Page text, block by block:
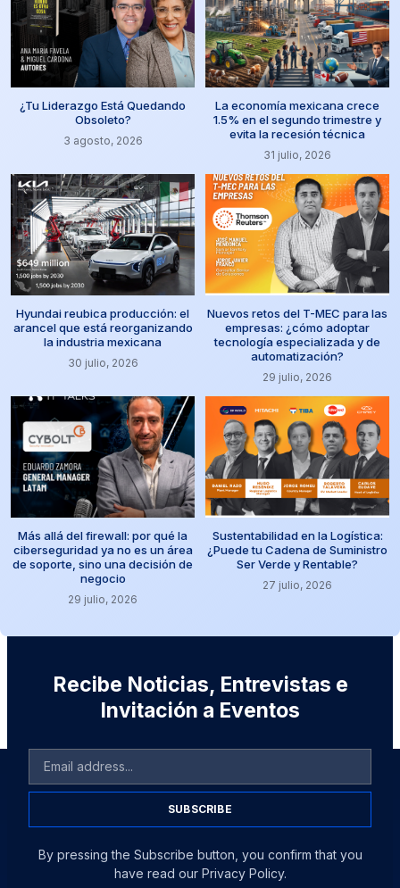
¿Tu Liderazgo Está Quedando
Obsoleto?
3 agosto, 2026
La economía mexicana crece
1.5% en el segundo trimestre y
evita la recesión técnica
31 julio, 2026
Hyundai reubica producción: el
arancel que está reorganizando
la industria mexicana
30 julio, 2026
Nuevos retos del T-MEC para las
empresas: ¿cómo adoptar
tecnología especializada y de
automatización?
29 julio, 2026
Más allá del firewall: por qué la
ciberseguridad ya no es un área
de soporte, sino una decisión de
negocio
29 julio, 2026
Sustentabilidad en la Logística:
¿Puede tu Cadena de Suministro
Ser Verde y Rentable?
27 julio, 2026
Recibe Noticias, Entrevistas e
Invitación a Eventos
SUBSCRIBE
By pressing the Subscribe button, you confirm that you
have read our Privacy Policy.